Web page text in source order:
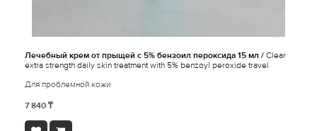
Лечебный крем от прыщей с 5% бензоил пероксида 15 мл / Clear
extra strength daily skin treatment with 5% benzoyl peroxide travel
Для проблемной кожи
7 840 ₸